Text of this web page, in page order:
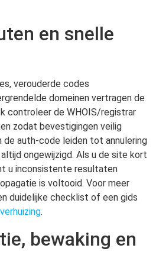
en snelle
verouderde codes
domeinen vertragen de
controleer de WHOIS/registrar
zodat bevestigingen veilig
de auth-code leiden tot annulering
ongewijzigd. Als u de site kort
u inconsistente resultaten
is voltooid. Voor meer
duidelijke checklist of een gids
.
bewaking en